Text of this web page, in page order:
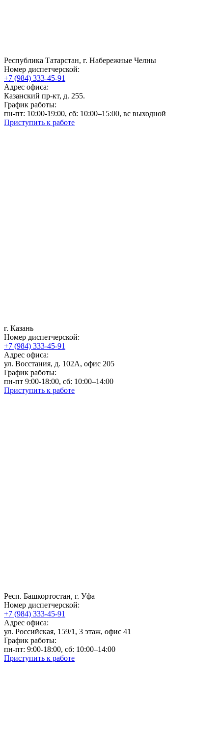
Республика Татарстан, г. Набережные Челны
Номер диспетчерской:
+7 (984) 333-45-91
Адрес офиса:
Казанский пр-кт, д. 255.
График работы:
пн-пт: 10:00-19:00, сб: 10:00–15:00, вс выходной
Приступить к работе
г. Казань
Номер диспетчерской:
+7 (984) 333-45-91
Адрес офиса:
ул. Восстания, д. 102А, офис 205
График работы:
пн-пт 9:00-18:00, сб: 10:00–14:00
Приступить к работе
Респ. Башкортостан, г. Уфа
Номер диспетчерской:
+7 (984) 333-45-91
Адрес офиса:
ул. Российская, 159/1, 3 этаж, офис 41
График работы:
пн-пт: 9:00-18:00, сб: 10:00–14:00
Приступить к работе